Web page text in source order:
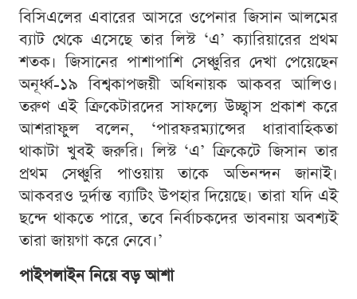
বিসিএলের এবারের আসরে ওপেনার জিসান আলমের
ব্যাট থেকে এসেছে তার লিস্ট ‘এ’ ক্যারিয়ারের প্রথম
শতক। জিসানের পাশাপাশি সেঞ্চুরির দেখা পেয়েছেন
অনূর্ধ্ব-১৯ বিশ্বকাপজয়ী অধিনায়ক আকবর আলিও।
তরুণ এই ক্রিকেটারদের সাফল্যে উচ্ছ্বাস প্রকাশ করে
আশরাফুল বলেন, ‘পারফরম্যান্সের ধারাবাহিকতা
থাকাটা খুবই জরুরি। লিস্ট ‘এ’ ক্রিকেটে জিসান তার
প্রথম সেঞ্চুরি পাওয়ায় তাকে অভিনন্দন জানাই।
আকবরও দুর্দান্ত ব্যাটিং উপহার দিয়েছে। তারা যদি এই
ছন্দে থাকতে পারে, তবে নির্বাচকদের ভাবনায় অবশ্যই
তারা জায়গা করে নেবে।’
পাইপলাইন নিয়ে বড় আশা